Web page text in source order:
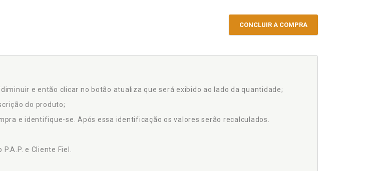
CONCLUIR A COMPRA
e então clicar no botão atualiza que será exibido ao lado da quantidade;
do produto;
e identifique-se. Após essa identificação os valores serão recalculados.
e Cliente Fiel.